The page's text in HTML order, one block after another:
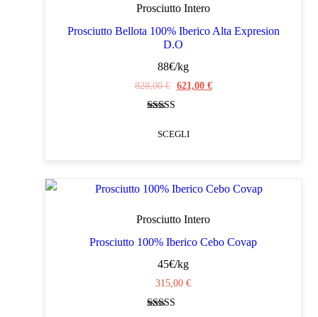
varianti.
Le
opzioni
possono
essere
scelte
prodotto
Prosciutto Intero
Prosciutto Bellota 100% Iberico Alta Expresion
D.O
88€/kg
828,00€ Il
era:
621,00 €Il
4.70
su 5
SCEGLI
più
varianti.
Le
opzioni
possono
Prosciutto Intero
Prosciutto 100% Iberico Cebo Covap
45€/kg
315,00 €